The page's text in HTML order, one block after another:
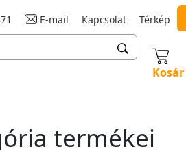
E-mail Kapcsolat Térkép
Kosár
termékei